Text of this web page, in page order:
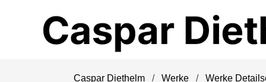
überspringen
Caspar Diethelm Werke Werke